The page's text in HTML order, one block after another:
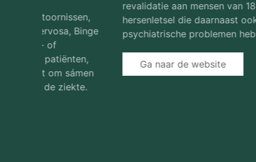
diagnostiek en behandeling aan mensen met een
psychiatrische aandoening in combinatie met
een (licht) verstandelijke beperking en vaak een
beperktere emotionele ontwikkeling. Wij werken
bovenregionaal.
Ga naar de website